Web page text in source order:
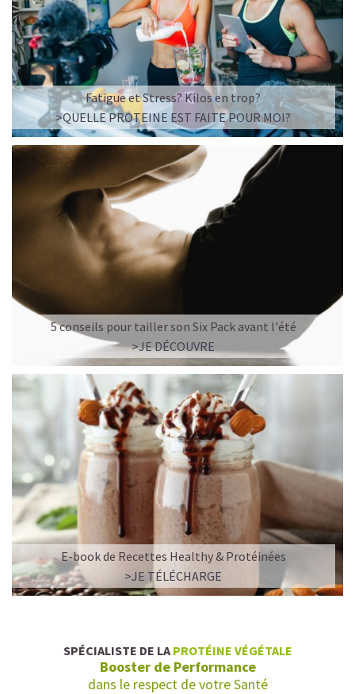
Fatigue et Stress? Kilos en trop?
>QUELLE PROTEINE EST FAITE POUR MOI?
5 conseils pour tailler son Six Pack avant l'été
>JE DÉCOUVRE
E-book de Recettes Healthy & Protéinées
>JE TÉLÉCHARGE
SPÉCIALISTE DE LA PROTÉINE VÉGÉTALE
Booster de Performance
dans le respect de votre Santé